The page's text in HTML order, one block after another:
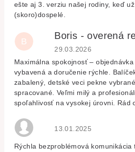
ešte aj 3. verziu našej rodiny, keď
(skoro)dospelé.
B
Boris - overená
Hodnocení obchodu je 5
29.03.2026
Maximálna spokojnosť –
vybavená a doručenie rýchle.
zabalený, detské veci pekne
spracované. Veľmi milý a
spoľahlivosť na vysokej úrovni. Rád
Hodnocení obchodu je 5
13.01.2025
Rýchla bezproblémová